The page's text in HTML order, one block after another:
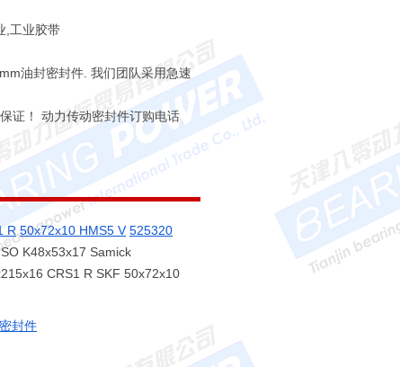
,工业胶带
油封密封件. 我们团队采用急速
证！ 动力传动密封件订购电话
R 50x72x10 HMS5 V 525320
K48x53x17 Samick
CRS1 R SKF 50x72x10
封件